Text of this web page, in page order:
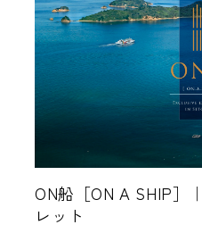
ON船［ON A SHIP］
レット